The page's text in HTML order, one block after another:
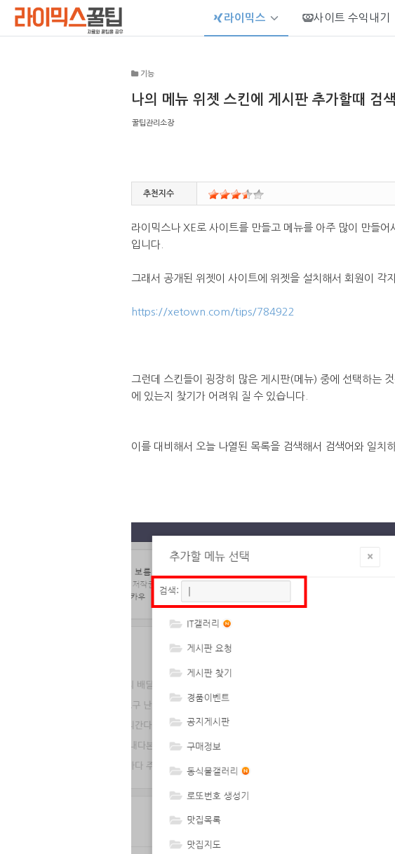
라이믹스 사이트 수익내기
기능
나의 메뉴 위젯 스킨에 게시판 추가할때 검
꿀팁관리소장
추천지수
라이믹스나 XE로 사이트를 만들고 메뉴를 아주 많이 만들
입니다.
그래서 공개된 위젯이 사이트에 위젯을 설치해서 회원이 각
https://xetown.com/tips/784922
그런데 스킨들이 굉장히 많은 게시판(메뉴) 중에 선택하는
에 있는지 찾기가 어려워 질 수 있습니다.
이를 대비해서 오늘 나열된 목록을 검색해서 검색어와 일치
Sketchbook5, 스케치북5